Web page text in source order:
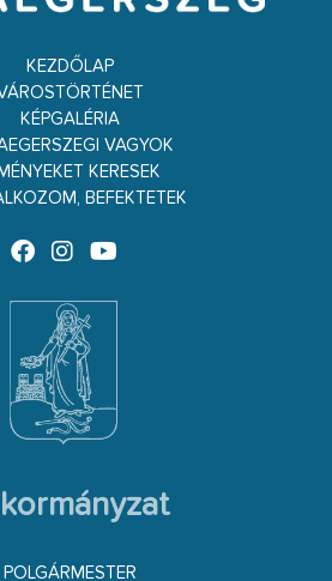
KEZDŐLAP
KÉPGALÉRIA
VAGYOK
KERESEK
BEFEKTETEK
POLGÁRMESTER